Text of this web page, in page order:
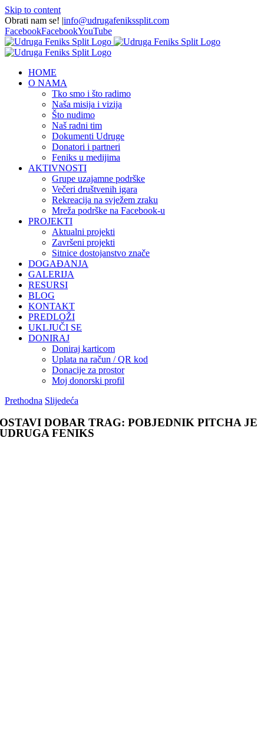
Skip to content
Obrati nam se! |info@udrugafenikssplit.com
FacebookFacebookYouTube
HOME
O NAMA
Tko smo i što radimo
Naša misija i vizija
Što nudimo
Naš radni tim
Dokumenti Udruge
Donatori i partneri
Feniks u medijima
AKTIVNOSTI
Grupe uzajamne podrške
Večeri društvenih igara
Rekreacija na svježem zraku
Mreža podrške na Facebook-u
PROJEKTI
Aktualni projekti
Završeni projekti
Sitnice dostojanstvo znače
DOGAĐANJA
GALERIJA
RESURSI
BLOG
KONTAKT
PREDLOŽI
UKLJUČI SE
DONIRAJ
Doniraj karticom
Uplata na račun / QR kod
Donacije za prostor
Moj donorski profil
Prethodna Slijedeća
OSTAVI DOBAR TRAG: POBJEDNIK PITCHA JE
UDRUGA FENIKS